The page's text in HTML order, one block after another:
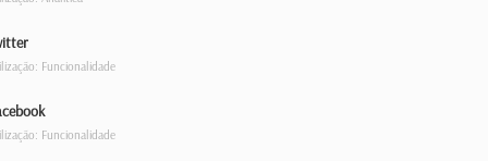
Funcionalidade
Funcionalidade
cá, forem 21h.
exige plano nacional para enfrentar